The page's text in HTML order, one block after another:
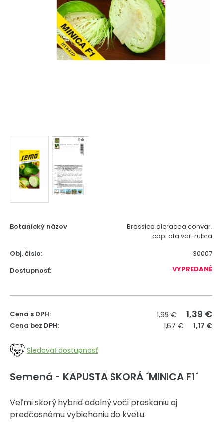
Botanický názov
Brassica oleracea convar.
capitata var. rubra
Obj. čislo:
30007
Dostupnosť:
VYPREDANÉ
Cena s DPH: 1,99 € 1,39 €
Cena bez DPH: 1,67 € 1,17 €
Sledovať dostupnosť
Semená - KAPUSTA SKORÁ ´MINICA F1´
Veľmi skorý hybrid odolný voči praskaniu aj
predčasnému vybiehaniu do kvetu.